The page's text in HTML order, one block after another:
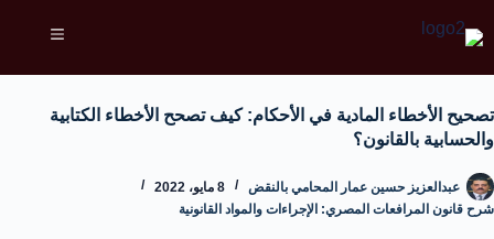
تصحيح الأخطاء المادية في الأحكام: كيف تصحح الأخطاء الكتابية
والحسابية بالقانون؟
عبدالعزيز حسين عمار المحامي بالنقض
8 مايو، 2022
شرح قانون المرافعات المصري: الإجراءات والمواد القانونية